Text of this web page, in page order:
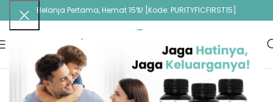
Belanja Pertama, Hemat 15%! [Kode: PURITYFICFIRST15]